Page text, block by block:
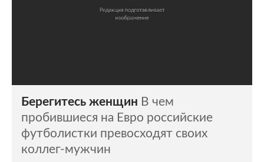
Берегитесь женщин В чем
пробившиеся на Евро российские
футболистки превосходят своих
коллег-мужчин